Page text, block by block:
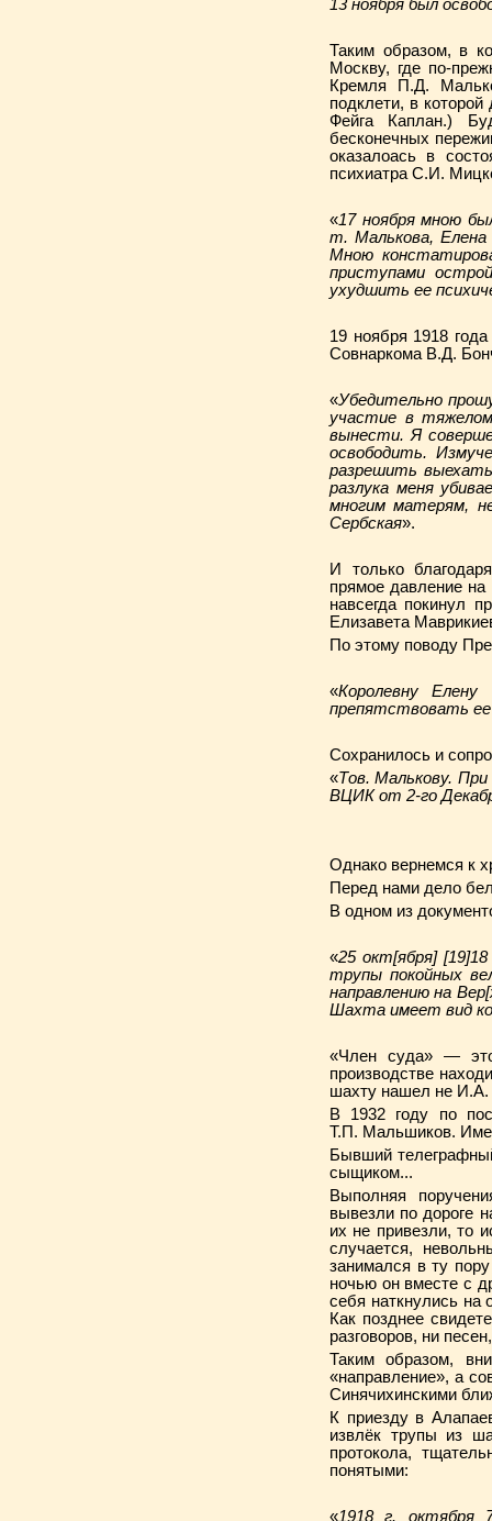
13 ноября был
Таким образом, в
Москву, где по-
Кремля П.Д.
подклети, в
Фейга Каплан.)
бесконечных
оказалоась в
психиатра С.И.
«17 ноября мною
т. Малькова, Елена
Мною
приступами
ухудшить ее
19 ноября 1918
Совнаркома В.Д.
«Убедительно
участие в
вынести. Я
освободить.
разрешить
разлука меня
многим матерям,
Сербская».
И только
прямое давление
навсегда покинул
Елизавета
По этому поводу
«Королевну
препятствовать
Сохранилось и
«Тов. Малькову.
ВЦИК от 2-го
Однако вернемся к
Перед нами дело
В одном из
«25 окт[ября]
трупы покойных
направлению на
Шахта имеет вид
«Член суда» — это
производстве
шахту нашел не И.А.
В 1932 году по
Т.П. Мальшиков.
Бывший
сыщиком...
Выполняя
вывезли по дороге
их не привезли, то
случается,
занимался в ту
ночью он вместе с
себя наткнулись на
Как позднее
разговоров, ни
Таким образом,
«направление», а
Синячихинскими
К приезду в
извлёк трупы из
протокола,
понятыми:
«1918 г. октября